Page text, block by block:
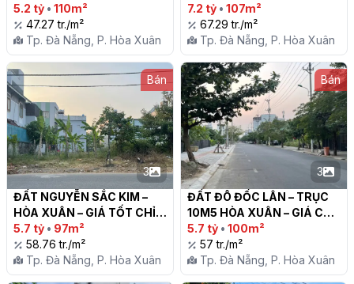
| CHỈ 5.2 TỶ
5.2 tỷ • 110m²
47.27 tr./m²
Tp. Đà Nẵng, P. Hòa Xuân
CHỈ 7.2 TỶ
7.2 tỷ • 107m²
67.29 tr./m²
Tp. Đà Nẵng, P. Hòa Xuân
Bán
3
ĐẤT NGUYỄN SẮC KIM –
HÒA XUÂN – GIÁ TỐT CHỈ
5.7 TỶ!
5.7 tỷ • 97m²
58.76 tr./m²
Tp. Đà Nẵng, P. Hòa Xuân
Bán
3
ĐẤT ĐÔ ĐỐC LÂN – TRỤC
10M5 HÒA XUÂN – GIÁ CHỈ
5.7 TỶ!
5.7 tỷ • 100m²
57 tr./m²
Tp. Đà Nẵng, P. Hòa Xuân